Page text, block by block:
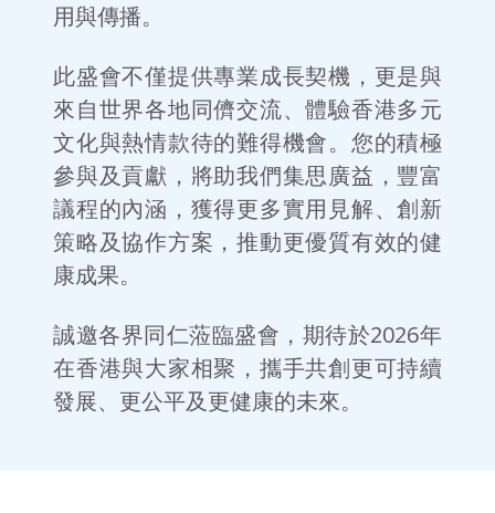
用與傳播。
此盛會不僅提供專業成長契機，更是與
來自世界各地同儕交流、體驗香港多元
文化與熱情款待的難得機會。您的積極
參與及貢獻，將助我們集思廣益，豐富
議程的內涵，獲得更多實用見解、創新
策略及協作方案，推動更優質有效的健
康成果。
誠邀各界同仁蒞臨盛會，期待於2026年
在香港與大家相聚，攜手共創更可持續
發展、更公平及更健康的未來。